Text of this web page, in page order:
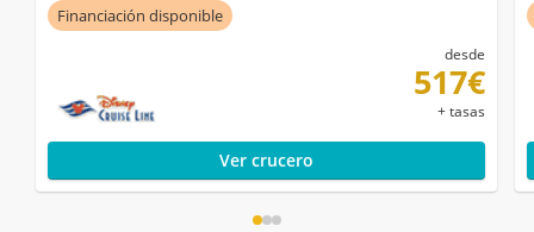
Financiación disponible
desde
517€
+ tasas
Ver crucero